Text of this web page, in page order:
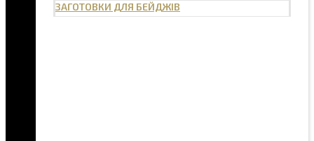
ЗАГОТОВКИ ДЛЯ БЕЙДЖІВ